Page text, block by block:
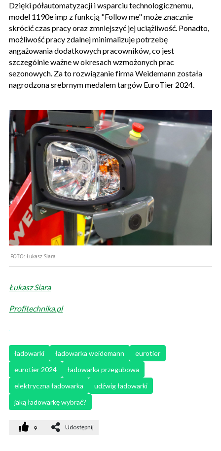
Dzięki półautomatyzacji i wsparciu technologicznemu,
model 1190e imp z funkcją "Follow me" może znacznie
skrócić czas pracy oraz zmniejszyć jej uciążliwość. Ponadto,
możliwość pracy zdalnej minimalizuje potrzebę
angażowania dodatkowych pracowników, co jest
szczególnie ważne w okresach wzmożonych prac
sezonowych. Za to rozwiązanie firma Weidemann została
nagrodzona srebrnym medalem targów EuroTier 2024.
FOTO: Łukasz Siara
Łukasz Siara
Profitechnika.pl
ładowarki ładowarka weidemann
eurotier
eurotier 2024
ładowarka przegubowa
elektryczna ładowarka
udźwig ładowarki
jaką ładowarkę wybrać?
9 Udostępnij